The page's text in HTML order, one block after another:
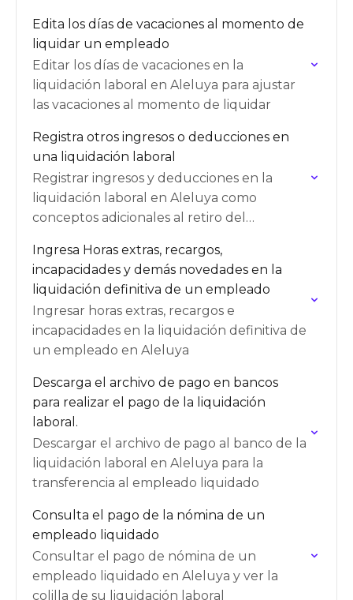
Edita los días de vacaciones al momento de
liquidar un empleado
Editar los días de vacaciones en la
liquidación laboral en Aleluya para ajustar
las vacaciones al momento de liquidar
Registra otros ingresos o deducciones en
una liquidación laboral
Registrar ingresos y deducciones en la
liquidación laboral en Aleluya como
conceptos adicionales al retiro del
Ingresa Horas extras, recargos,
incapacidades y demás novedades en la
liquidación definitiva de un empleado
Ingresar horas extras, recargos e
incapacidades en la liquidación definitiva de
un empleado en Aleluya
Descarga el archivo de pago en bancos
para realizar el pago de la liquidación
laboral.
Descargar el archivo de pago al banco de la
liquidación laboral en Aleluya para la
transferencia al empleado liquidado
Consulta el pago de la nómina de un
empleado liquidado
Consultar el pago de nómina de un
empleado liquidado en Aleluya y ver la
colilla de su liquidación laboral